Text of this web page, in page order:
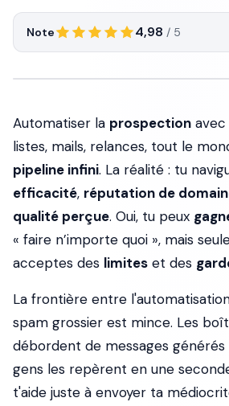
Note 4,98 / 5
Automatiser la prospection avec
listes, mails, relances, tout le
pipeline infini. La réalité : tu
efficacité, réputation de
qualité perçue. Oui, tu peux
« faire n’importe quoi », mais
acceptes des limites et des
La frontière entre
spam grossier est mince. Les
débordent de messages
gens les repèrent en une
t'aide juste à envoyer ta